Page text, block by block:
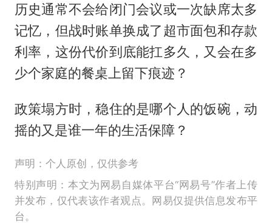
历史通常不会给闭门会议或一次缺席太多
记忆，但战时账单换成了超市面包和存款
利率，这份代价到底能扛多久，又会在多
少个家庭的餐桌上留下痕迹？
政策塌方时，稳住的是哪个人的饭碗，动
摇的又是谁一年的生活保障？
声明：个人原创，仅供参考
特别声明：本文为网易自媒体平台“网易号”作者上传
并发布，仅代表该作者观点。网易仅提供信息发布平
台。